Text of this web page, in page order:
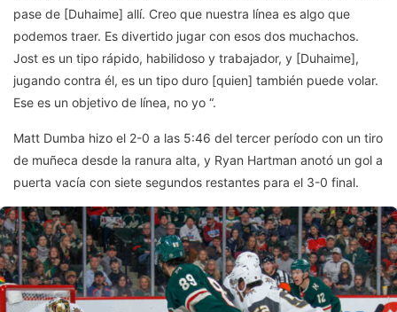
pase de [Duhaime] allí. Creo que nuestra línea es algo que
podemos traer. Es divertido jugar con esos dos muchachos.
Jost es un tipo rápido, habilidoso y trabajador, y [Duhaime],
jugando contra él, es un tipo duro [quien] también puede volar.
Ese es un objetivo de línea, no yo “.
Matt Dumba hizo el 2-0 a las 5:46 del tercer período con un tiro
de muñeca desde la ranura alta, y Ryan Hartman anotó un gol a
puerta vacía con siete segundos restantes para el 3-0 final.